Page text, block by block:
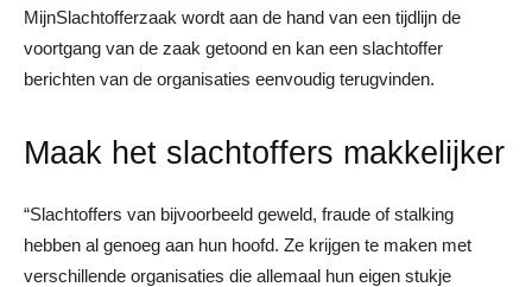
MijnSlachtofferzaak wordt aan de hand van een tijdlijn de
voortgang van de zaak getoond en kan een slachtoffer
berichten van de organisaties eenvoudig terugvinden.
Maak het slachtoffers makkelijker
“Slachtoffers van bijvoorbeeld geweld, fraude of stalking
hebben al genoeg aan hun hoofd. Ze krijgen te maken met
verschillende organisaties die allemaal hun eigen stukje